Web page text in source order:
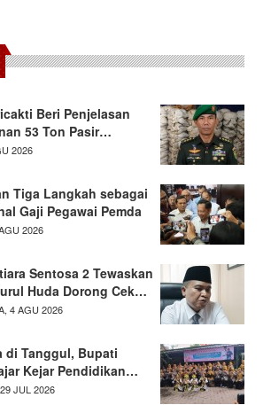
Beri Penjelasan
53 Ton Pasir…
2026
Tiga Langkah sebagai
Gaji Pegawai Pemda
2026
Sentosa 2 Tewaskan
Huda Dorong Cek…
4 AGU 2026
di Tanggul, Bupati
Kejar Pendidikan…
JUL 2026